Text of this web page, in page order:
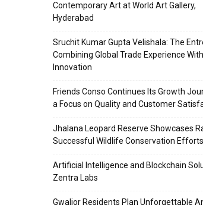
Contemporary Art at World Art Gallery,
Hyderabad
Sruchit Kumar Gupta Velishala: The
Combining Global Trade Experience
Innovation
Friends Conso Continues Its Growth
a Focus on Quality and Customer
Jhalana Leopard Reserve Showcases
Successful Wildlife Conservation Efforts
Artificial Intelligence and Blockchain
Zentra Labs
Gwalior Residents Plan Unforgettable